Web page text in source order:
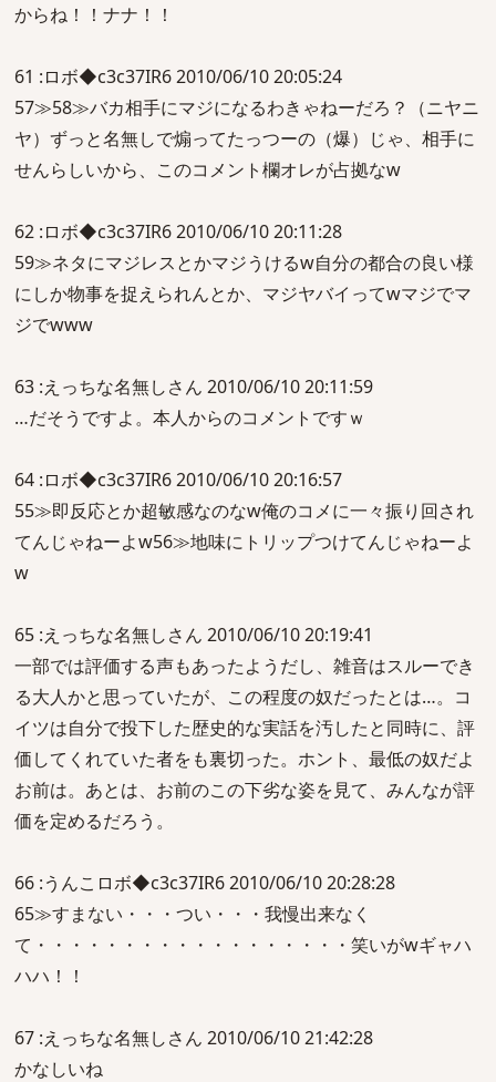
からね！！ナナ！！
61 :ロボ◆c3c37IR6 2010/06/10 20:05:24
57≫58≫バカ相手にマジになるわきゃねーだろ？（ニヤニ
ヤ）ずっと名無しで煽ってたっつーの（爆）じゃ、相手に
せんらしいから、このコメント欄オレが占拠なw
62 :ロボ◆c3c37IR6 2010/06/10 20:11:28
59≫ネタにマジレスとかマジうけるw自分の都合の良い様
にしか物事を捉えられんとか、マジヤバイってwマジでマ
ジでwww
63 :えっちな名無しさん 2010/06/10 20:11:59
…だそうですよ。本人からのコメントですｗ
64 :ロボ◆c3c37IR6 2010/06/10 20:16:57
55≫即反応とか超敏感なのなw俺のコメに一々振り回され
てんじゃねーよw56≫地味にトリップつけてんじゃねーよ
w
65 :えっちな名無しさん 2010/06/10 20:19:41
一部では評価する声もあったようだし、雑音はスルーでき
る大人かと思っていたが、この程度の奴だったとは…。コ
イツは自分で投下した歴史的な実話を汚したと同時に、評
価してくれていた者をも裏切った。ホント、最低の奴だよ
お前は。あとは、お前のこの下劣な姿を見て、みんなが評
価を定めるだろう。
66 :うんこロボ◆c3c37IR6 2010/06/10 20:28:28
65≫すまない・・・つい・・・我慢出来なく
て・・・・・・・・・・・・・・・・・・笑いがwギャハ
ハハ！！
67 :えっちな名無しさん 2010/06/10 21:42:28
かなしいね